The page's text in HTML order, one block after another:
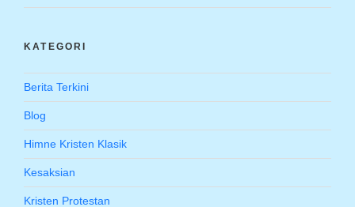
KATEGORI
Berita Terkini
Blog
Himne Kristen Klasik
Kesaksian
Kristen Protestan